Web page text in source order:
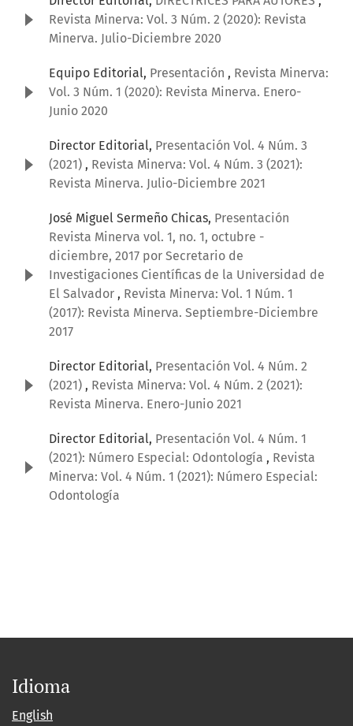
Revista Minerva: Vol. 3 Núm. 2 (2020): Revista
Minerva. Julio-Diciembre 2020
Equipo Editorial, Presentación , Revista Minerva:
Vol. 3 Núm. 1 (2020): Revista Minerva. Enero-
Junio 2020
Director Editorial, Presentación Vol. 4 Núm. 3
(2021) , Revista Minerva: Vol. 4 Núm. 3 (2021):
Revista Minerva. Julio-Diciembre 2021
José Miguel Sermeño Chicas, Presentación
Revista Minerva vol. 1, no. 1, octubre -
diciembre, 2017 por Secretario de
Investigaciones Científicas de la Universidad de
El Salvador , Revista Minerva: Vol. 1 Núm. 1
(2017): Revista Minerva. Septiembre-Diciembre
2017
Director Editorial, Presentación Vol. 4 Núm. 2
(2021) , Revista Minerva: Vol. 4 Núm. 2 (2021):
Revista Minerva. Enero-Junio 2021
Director Editorial, Presentación Vol. 4 Núm. 1
(2021): Número Especial: Odontología , Revista
Minerva: Vol. 4 Núm. 1 (2021): Número Especial:
Odontología
Idioma
English